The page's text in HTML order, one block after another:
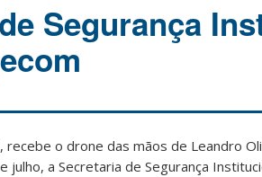
Segurança
o drone das mãos de Leandro
julho, a Secretaria de Segurança